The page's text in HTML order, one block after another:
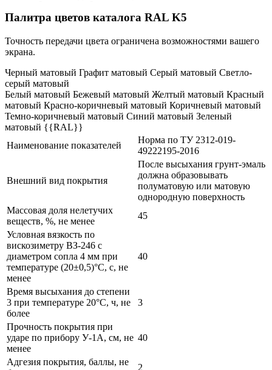
Палитра цветов каталога RAL K5
Точность передачи цвета ограничена возможностями вашего
экрана.
Черный матовый Графит матовый Серый матовый Светло-
серый матовый
Белый матовый Бежевый матовый Желтый матовый Красный
матовый Красно-коричневый матовый Коричневый матовый
Темно-коричневый матовый Синий матовый Зеленый
матовый {{RAL}}
Наименование показателей
Норма по ТУ 2312-019-
49222195-2016
Внешний вид покрытия
После высыхания грунт-эмаль
должна образовывать
полуматовую или матовую
однородную поверхность
Массовая доля нелетучих
веществ, %, не менее
45
Условная вязкость по
вискозиметру ВЗ-246 с
диаметром сопла 4 мм при
температуре (20±0,5)°С, с, не
менее
40
Время высыхания до степени
3 при температуре 20°С, ч, не
более
3
Прочность покрытия при
ударе по прибору У-1А, см, не
менее
40
Адгезия покрытия, баллы, не
2